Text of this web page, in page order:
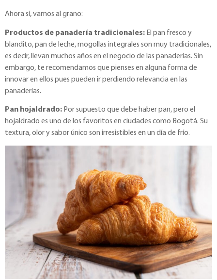
Ahora sí, vamos al grano:
Productos de panadería tradicionales: El pan fresco y
blandito, pan de leche, mogollas integrales son muy tradicionales,
es decir, llevan muchos años en el negocio de las panaderías. Sin
embargo, te recomendamos que pienses en alguna forma de
innovar en ellos pues pueden ir perdiendo relevancia en las
panaderías.
Pan hojaldrado: Por supuesto que debe haber pan, pero el
hojaldrado es uno de los favoritos en ciudades como Bogotá. Su
textura, olor y sabor único son irresistibles en un día de frío.